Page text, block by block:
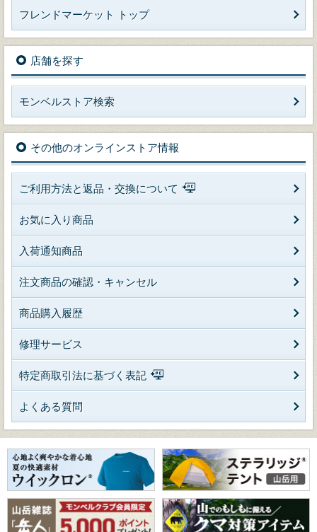
フレンドマーケット トップ
店舗を探す
モンベルストア検索
その他のオンラインストア情報
ご利用方法と返品・交換について
お気に入り商品
入荷通知商品
注文商品の確認・キャンセル
商品購入履歴
修理サービス
特定商取引法に基づく表記
よくある質問